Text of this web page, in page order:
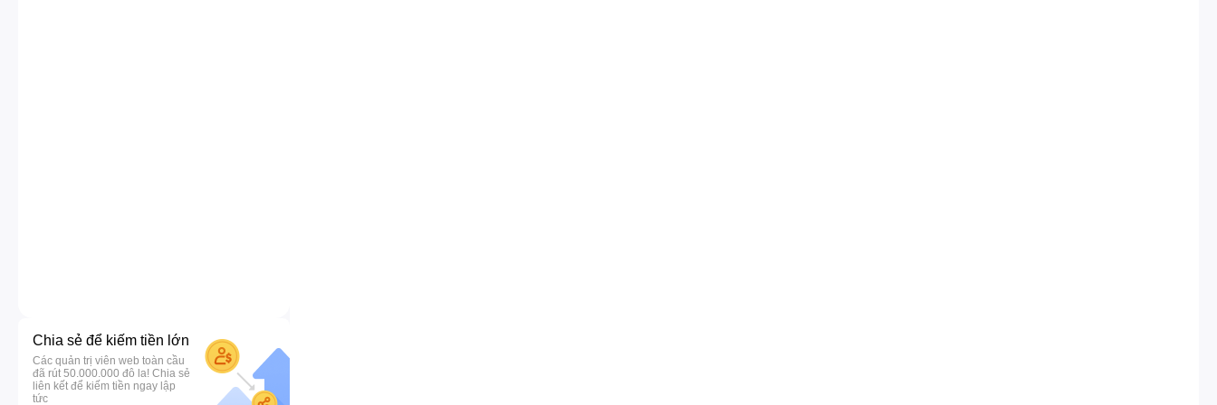
Chia sẻ để kiếm tiền lớn
Các quản trị viên web toàn cầu
đã rút 50.000.000 đô la! Chia sẻ
liên kết để kiếm tiền ngay lập
tức